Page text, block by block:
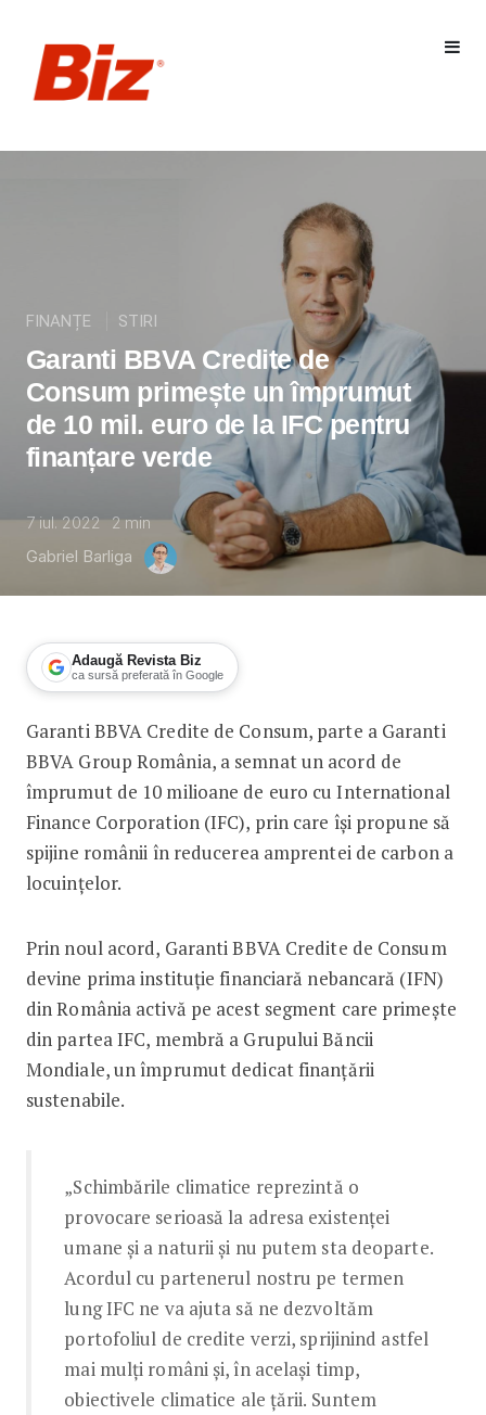
FINANȚE STIRI
Garanti BBVA Credite de
Consum primește un împrumut
de 10 mil. euro de la IFC pentru
finanțare verde
7 iul. 2022 2min
Gabriel Barliga
Adaugă Revista Biz
ca sursă preferată în Google
Garanti BBVA Credite de Consum
Garanti BBVA Credite de Consum, parte a Garanti
BBVA Group România, a semnat un acord de
împrumut de 10 milioane de euro cu International
Finance Corporation (IFC), prin care își propune să
spijine românii în reducerea amprentei de carbon a
locuințelor.
Prin noul acord, Garanti BBVA Credite de Consum
devine prima instituție financiară nebancară (IFN)
din România activă pe acest segment care primește
din partea IFC, membră a Grupului Băncii
Mondiale, un împrumut dedicat finanțării
sustenabile.
„Schimbările climatice reprezintă o
provocare serioasă la adresa existenței
umane și a naturii și nu putem sta deoparte.
Acordul cu partenerul nostru pe termen
lung IFC ne va ajuta să ne dezvoltăm
portofoliul de credite verzi, sprijinind astfel
mai mulți români și, în același timp,
obiectivele climatice ale țării. Suntem